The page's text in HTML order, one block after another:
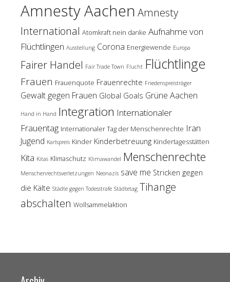
Amnesty Aachen Amnesty
International Atomkraft nein danke Aufnahme von
Flüchtlingen Ausstellung Corona Energiewende Europa
Fairer Handel Fair Trade Town Flucht Flüchtlinge
Frauen Frauenquote Frauenrechte Friedenspreisträger
Gewalt gegen Frauen Global Goals Grüne Aachen
Hand in Hand Integration Internationaler
Frauentag Internationaler Tag der Menschenrechte Iran
Jugend Karlspreis Kinder Kinderbetreuung Kindertagesstätten
Kita Kitas Klimaschutz Klimawandel Menschenrechte
Menschenrechtsverletzungen Neonazis save me Stricken gegen
die Kälte Städte gegen Todesstrafe Städtetag Tihange
abschalten Wollsammelaktion